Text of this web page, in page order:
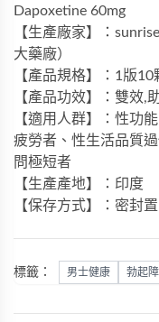
Dapoxetine 60mg
【生產廠家】：
大藥廠）
【產品規格】：1版
【產品功效】：雙效,
【適用人群】：性功
疲勞者、性生活品質
問極短者
【生產產地】：印度
【保存方式】：密封
標籤： 男士健康 勃起